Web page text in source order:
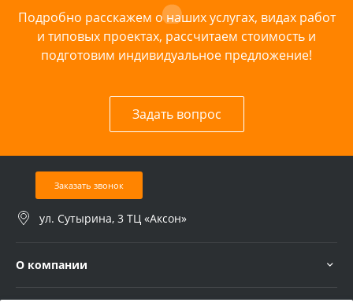
Подробно расскажем о наших услугах, видах работ
и типовых проектах, рассчитаем стоимость и
подготовим индивидуальное предложение!
Задать вопрос
Заказать звонок
ул. Сутырина, 3 ТЦ «Аксон»
О компании